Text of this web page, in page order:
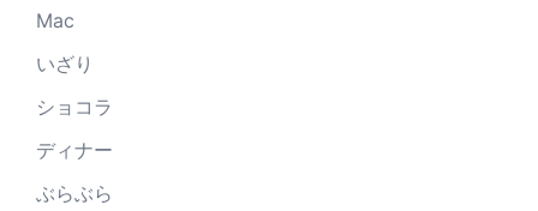
Mac
いざり
ショコラ
ディナー
ぶらぶら